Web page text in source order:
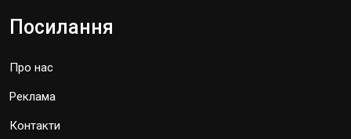
Посилання
Про нас
Реклама
Контакти